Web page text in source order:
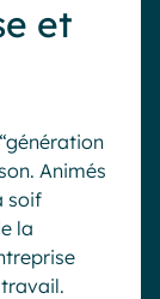
et
Animés
soif
la